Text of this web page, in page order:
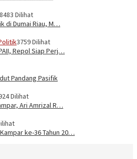
8483 Dilihat
di Dumai Riau, M…
3759 Dilihat
Repol Siap Perj…
Pandang Pasifik
Dilihat
Ari Amrizal R…
ke-36 Tahun 20…